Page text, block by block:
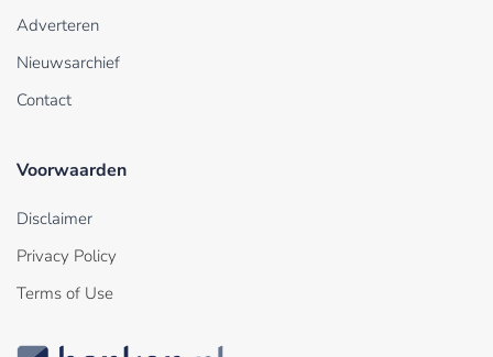
Adverteren
Nieuwsarchief
Contact
Voorwaarden
Disclaimer
Privacy Policy
Terms of Use